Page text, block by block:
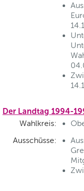
Der Landtag 1994-
Wahlkreis:
Ausschüsse: